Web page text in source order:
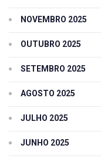
NOVEMBRO 2025
OUTUBRO 2025
SETEMBRO 2025
AGOSTO 2025
JULHO 2025
JUNHO 2025